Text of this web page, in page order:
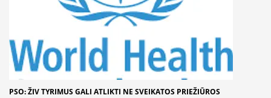
PSO: ŽIV TYRIMUS GALI ATLIKTI NE SVEIKATOS PRIEŽIŪROS